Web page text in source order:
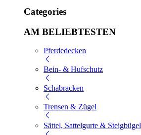
Categories
AM BELIEBTESTEN
Pferdedecken
Bein- & Hufschutz
Schabracken
Trensen & Zügel
Sättel, Sattelgurte & Steigbügel